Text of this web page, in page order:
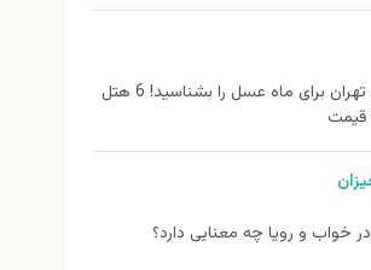
بهترین هتل تهران برای ماه عسل را بشناسید! 6 هتل
خواب و رویا چه معنایی دارد؟